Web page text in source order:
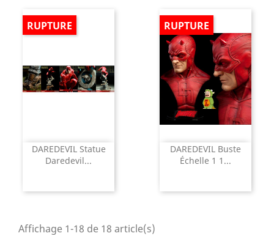
DAREDEVIL Statue
Daredevil...
RUPTURE
DAREDEVIL Buste
Échelle 1 1...
RUPTURE
Affichage 1-18 de 18 article(s)